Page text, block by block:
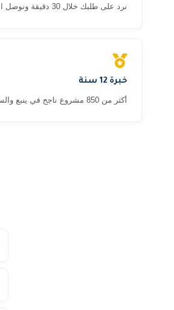
نرد على طلبك خلال 30 دقيقة ونوصل المعدة في نفس اليوم
خبرة 12 سنة
أكثر من 850 مشروع ناجح في ينبع والسعودية